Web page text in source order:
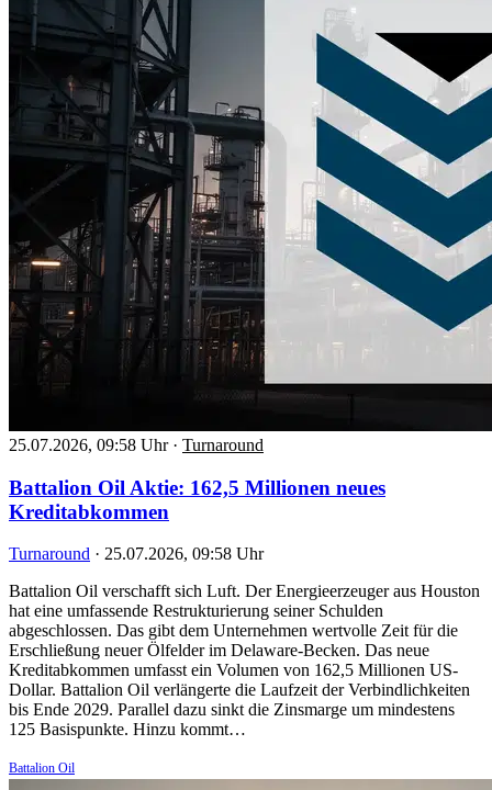
25.07.2026, 09:58 Uhr · Turnaround
Battalion Oil Aktie: 162,5 Millionen neues
Kreditabkommen
Turnaround · 25.07.2026, 09:58 Uhr
Battalion Oil verschafft sich Luft. Der Energieerzeuger aus Houston
hat eine umfassende Restrukturierung seiner Schulden
abgeschlossen. Das gibt dem Unternehmen wertvolle Zeit für die
Erschließung neuer Ölfelder im Delaware-Becken. Das neue
Kreditabkommen umfasst ein Volumen von 162,5 Millionen US-
Dollar. Battalion Oil verlängerte die Laufzeit der Verbindlichkeiten
bis Ende 2029. Parallel dazu sinkt die Zinsmarge um mindestens
125 Basispunkte. Hinzu kommt…
Battalion Oil